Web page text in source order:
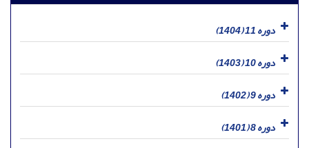
دوره 11 (1404)
دوره 10 (1403)
دوره 9 (1402)
دوره 8 (1401)